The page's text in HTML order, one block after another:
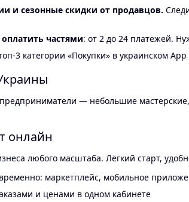
и сезонные скидки от продавцов.
оплатить частями: от 2 до 24 платежей.
3 категории «Покупки» в украинском
— небольшие
онлайн
любого масштаба. Лёгкий старт,
маркетплейс, мобильное
и ценами в одном кабинете